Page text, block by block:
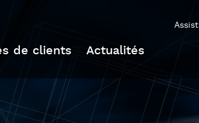
de clients Actualités